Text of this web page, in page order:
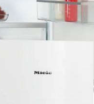
SuperKoelen voor meer